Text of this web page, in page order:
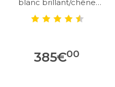
blanc brillant/chêne
wotan Neros
385€00